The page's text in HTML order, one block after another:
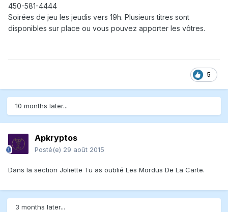
450-581-4444
Soirées de jeu les jeudis vers 19h. Plusieurs titres sont
disponibles sur place ou vous pouvez apporter les vôtres.
5
10 months later...
Apkryptos
Posté(e) 29 août 2015
Dans la section Joliette Tu as oublié Les Mordus De La Carte.
3 months later...